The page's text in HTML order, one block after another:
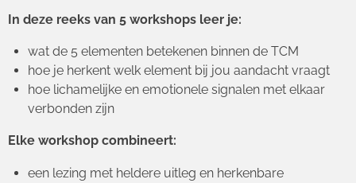
In deze reeks van 5 workshops leer je:
wat de 5 elementen betekenen binnen de TCM
hoe je herkent welk element bij jou aandacht vraagt
hoe lichamelijke en emotionele signalen met elkaar
verbonden zijn
Elke workshop combineert:
een lezing met heldere uitleg en herkenbare